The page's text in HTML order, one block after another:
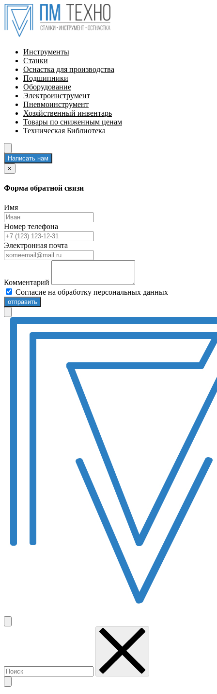
Инструменты
Станки
Оснастка для производства
Подшипники
Оборудование
Электроинструмент
Пневмоинструмент
Хозяйственный инвентарь
Товары по сниженным ценам
Техническая Библиотека
Написать нам
×
Форма обратной связи
Имя
Номер телефона
Электронная почта
Комментарий
Согласие на обработку персональных данных
отправить